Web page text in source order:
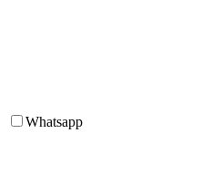
Whatsapp